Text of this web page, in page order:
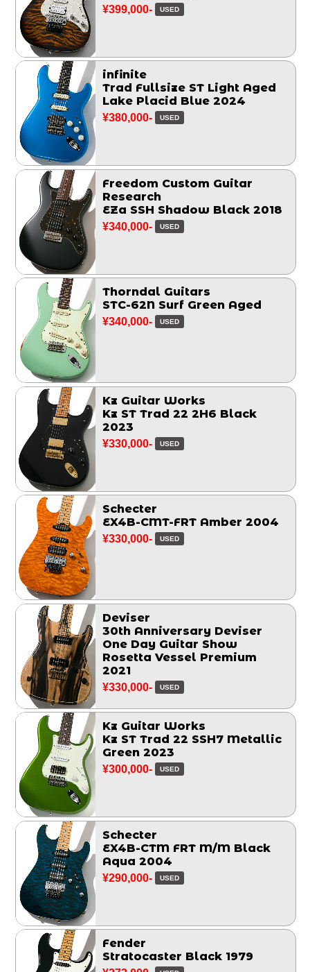
¥399,000- USED
infinite
Trad Fullsize ST Light Aged
Lake Placid Blue 2024
¥380,000- USED
Freedom Custom Guitar
Research
EZa SSH Shadow Black 2018
¥340,000- USED
Thorndal Guitars
STC-62N Surf Green Aged
¥340,000- USED
Kz Guitar Works
Kz ST Trad 22 2H6 Black
2023
¥330,000- USED
Schecter
EX4B-CMT-FRT Amber 2004
¥330,000- USED
Deviser
30th Anniversary Deviser
One Day Guitar Show
Rosetta Vessel Premium
2021
¥330,000- USED
Kz Guitar Works
Kz ST Trad 22 SSH7 Metallic
Green 2023
¥300,000- USED
Schecter
EX4B-CTM FRT M/M Black
Aqua 2004
¥290,000- USED
Fender
Stratocaster Black 1979